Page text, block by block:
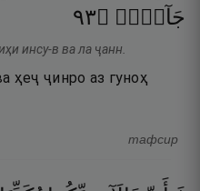
جَآنٌّۭ ۝٣٩
инсу-в ва ла ҷанн.
ҳеҷ ҷинро аз гуноҳ
тафсир